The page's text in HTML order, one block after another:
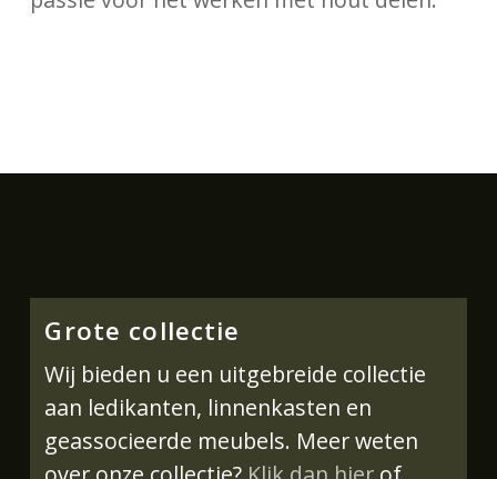
Grote collectie
Wij bieden u een uitgebreide collectie
aan ledikanten, linnenkasten en
geassocieerde meubels. Meer weten